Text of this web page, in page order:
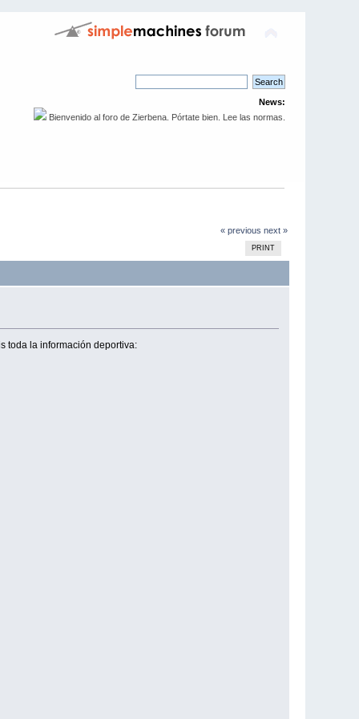
News:
Bienvenido al foro de Zierbena. Pórtate bien. Lee las normas.
« previous next »
PRINT
toda la información deportiva: